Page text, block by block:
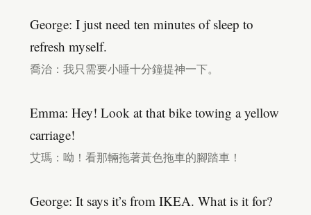
George: I just need ten minutes of sleep to
refresh myself.
喬治：我只需要小睡十分鐘提神一下。
Emma: Hey! Look at that bike towing a yellow
carriage!
艾瑪：呦！看那輛拖著黃色拖車的腳踏車！
George: It says it’s from IKEA. What is it for?